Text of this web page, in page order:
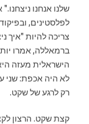
שלנו אנחנו
לפלסטינים,
צריכה להיות "איך
ברמאללה, אמרו
הישראלית מעזה
לא היה אכפת: שני
רק לרגע של שקט.
קצת שקט. הרצון